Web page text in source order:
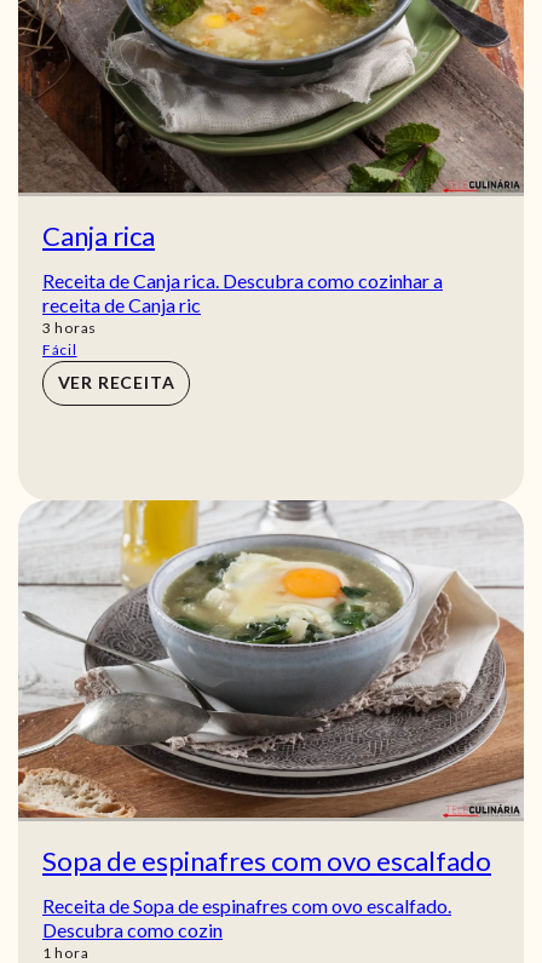
Canja rica
Receita de Canja rica. Descubra como cozinhar a
receita de Canja ric
3 horas
horas
Fácil
VER RECEITA
Sopa de espinafres com ovo escalfado
Receita de Sopa de espinafres com ovo escalfado.
Descubra como cozin
1 hora
hora